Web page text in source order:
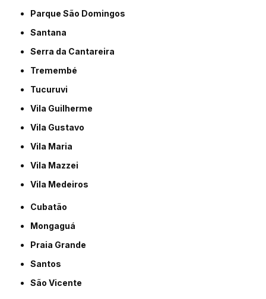
Parque São Domingos
Santana
Serra da Cantareira
Tremembé
Tucuruvi
Vila Guilherme
Vila Gustavo
Vila Maria
Vila Mazzei
Vila Medeiros
Cubatão
Mongaguá
Praia Grande
Santos
São Vicente